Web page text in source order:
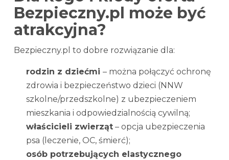
Bezpieczny.pl może być
atrakcyjna?
Bezpieczny.pl to dobre rozwiązanie dla:
rodzin z dziećmi – można połączyć ochronę
zdrowia i bezpieczeństwo dzieci (NNW
szkolne/przedszkolne) z ubezpieczeniem
mieszkania i odpowiedzialnością cywilną;
właścicieli zwierząt – opcja ubezpieczenia
psa (leczenie, OC, śmierć);
osób potrzebujących elastycznego